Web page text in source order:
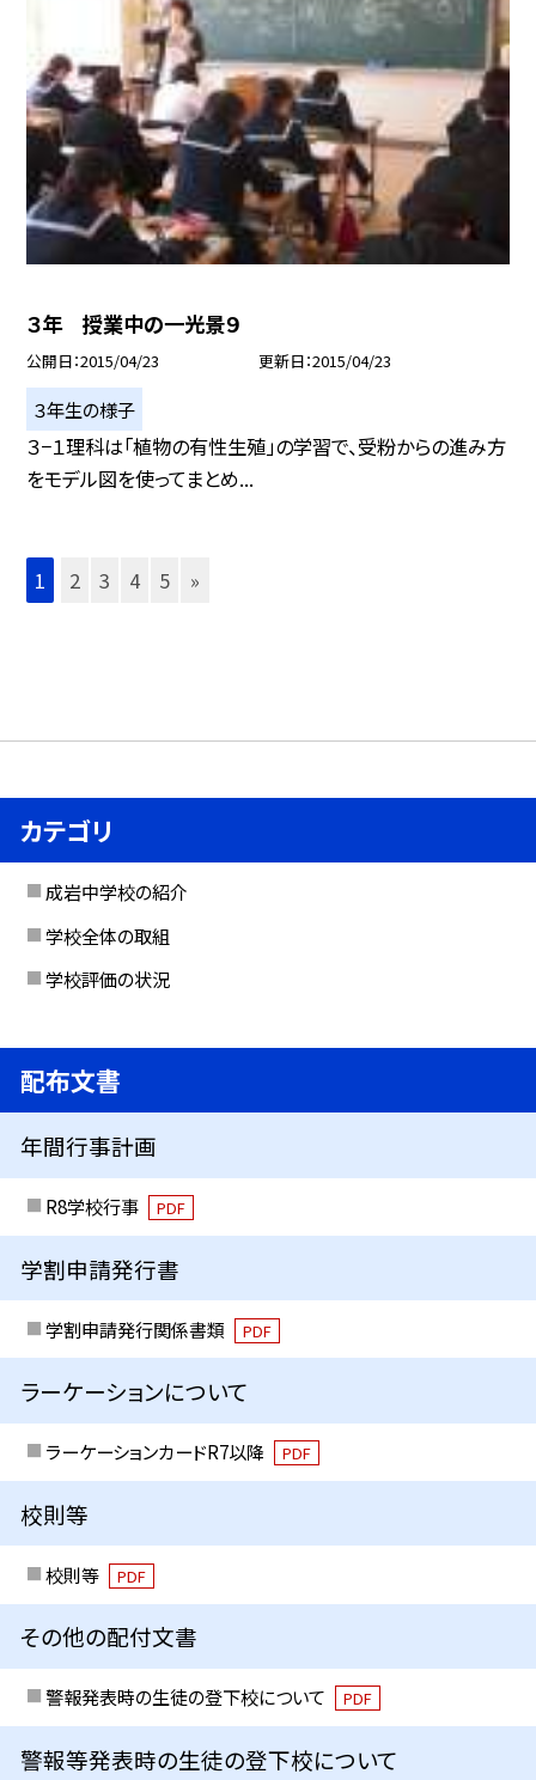
３年 授業中の一光景９
公開日 2015/04/23 更新日 2015/04/23
３年生の様子
３−１理科は「植物の有性生殖」の学習で、受粉からの進み方
をモデル図を使ってまとめ...
1 2 3 4 5 »
カテゴリ
成岩中学校の紹介
学校全体の取組
学校評価の状況
配布文書
年間行事計画
R8学校行事 PDF
学割申請発行書
学割申請発行関係書類 PDF
ラーケーションについて
ラーケーションカードR7以降 PDF
校則等
校則等 PDF
その他の配付文書
警報発表時の生徒の登下校について PDF
警報等発表時の生徒の登下校について